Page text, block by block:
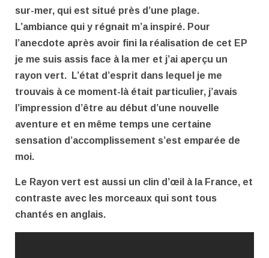
sur-mer, qui est situé près d’une plage.
L’ambiance qui y régnait m’a inspiré. Pour
l’anecdote après avoir fini la réalisation de cet EP
je me suis assis face à la mer et j’ai aperçu un
rayon vert. L’état d’esprit dans lequel je me
trouvais à ce moment-là était particulier, j’avais
l’impression d’être au début d’une nouvelle
aventure et en même temps une certaine
sensation d’accomplissement s’est emparée de
moi.
Le Rayon vert est aussi un clin d’œil à la France, et
contraste avec les morceaux qui sont tous
chantés en anglais.